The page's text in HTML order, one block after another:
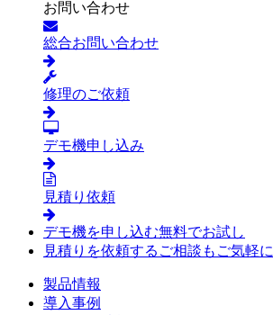
お問い合わせ
総合お問い合わせ
修理のご依頼
デモ機申し込み
見積り依頼
デモ機を申し込む無料でお試し
見積りを依頼する ご相談もご気軽に
製品情報
導入事例